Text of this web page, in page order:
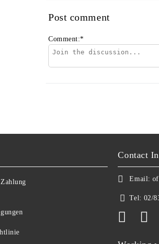
Post comment
Comment:*
Contact
Email:
Tel: 02/